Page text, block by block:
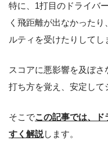
特に、1打目のドライバ
く飛距離が出なかった
ルティを受けたりしてし
スコアに悪影響を及ぼ
打ち方を覚え、安定して
そこでこの記事では、
すく解説します。